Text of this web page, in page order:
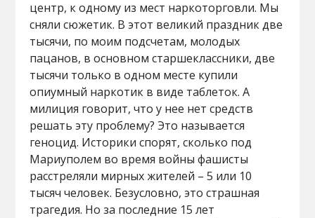
центр, к одному из мест наркоторговли. Мы
сняли сюжетик. В этот великий праздник две
тысячи, по моим подсчетам, молодых
пацанов, в основном старшеклассники, две
тысячи только в одном месте купили
опиумный наркотик в виде таблеток. А
милиция говорит, что у нее нет средств
решать эту проблему? Это называется
геноцид. Историки спорят, сколько под
Мариуполем во время войны фашисты
расстреляли мирных жителей – 5 или 10
тысяч человек. Безусловно, это страшная
трагедия. Но за последние 15 лет